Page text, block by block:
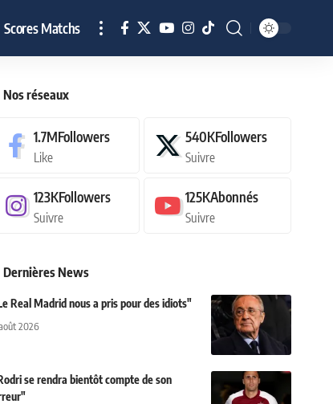
Scores Matchs
Nos réseaux
1.7MFollowers
Like
540KFollowers
Suivre
123KFollowers
Suivre
125KAbonnés
Suivre
Dernières News
Real Madrid nous a pris pour des idiots"
2026
se rendra bientôt compte de son